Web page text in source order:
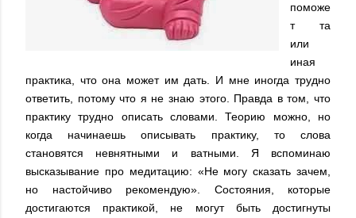
поможе
т та
или
иная
практика, что она может им дать. И мне иногда трудно
ответить, потому что я не знаю этого. Правда в том, что
практику трудно описать словами. Теорию можно, но
когда начинаешь описывать практику, то слова
становятся невнятными и ватными. Я вспоминаю
высказывание про медитацию: «Не могу сказать зачем,
но настойчиво рекомендую». Состояния, которые
достигаются практикой, не могут быть достигнуты